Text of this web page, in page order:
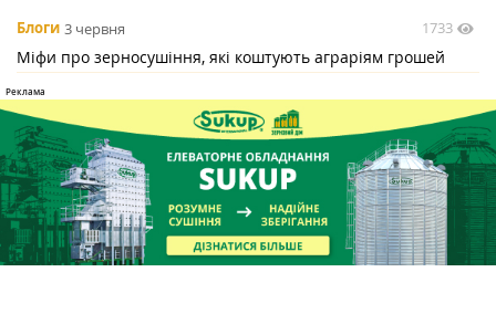
Блоги 3 червня 1733
Міфи про зерносушіння, які коштують аграріям грошей